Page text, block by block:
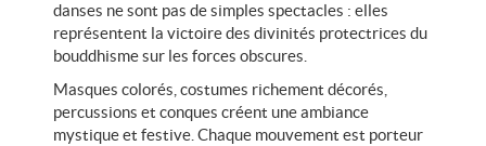
danses ne sont pas de simples spectacles : elles
représentent la victoire des divinités protectrices du
bouddhisme sur les forces obscures.
Masques colorés, costumes richement décorés,
percussions et conques créent une ambiance
mystique et festive. Chaque mouvement est porteur